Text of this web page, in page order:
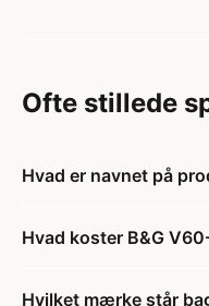
Ofte stillede
Hvad er navnet på
Hvad koster B&G
Hvilket mærke står